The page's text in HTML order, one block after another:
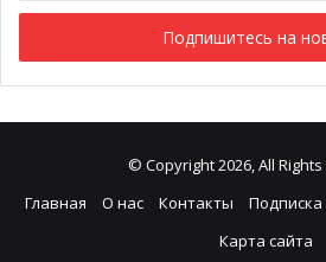
адрес
© Copyright 2026, All
Главная
О нас Контакты
Подписка
Карта сайта